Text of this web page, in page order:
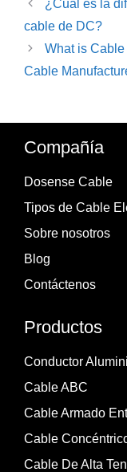
¿Cuál es la
cable de DC?
What is
Cable
Compañía
Dosense Cable
Tipos de Cable
Sobre nosotros
Blog
Contáctenos
Productos
Conductor
Cable ABC
Cable Armado
Cable
Cable De Alta